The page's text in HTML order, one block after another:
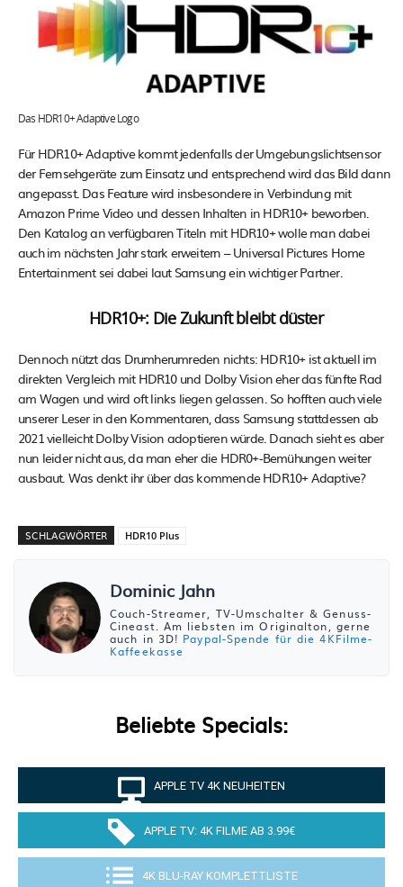
Das HDR10+ Adaptive Logo
Für HDR10+ Adaptive kommt jedenfalls der Umgebungslichtsensor
der Fernsehgeräte zum Einsatz und entsprechend wird das Bild dann
angepasst. Das Feature wird insbesondere in Verbindung mit
Amazon Prime Video und dessen Inhalten in HDR10+ beworben.
Den Katalog an verfügbaren Titeln mit HDR10+ wolle man dabei
auch im nächsten Jahr stark erweitern – Universal Pictures Home
Entertainment sei dabei laut Samsung ein wichtiger Partner.
HDR10+: Die Zukunft bleibt düster
Dennoch nützt das Drumherumreden nichts: HDR10+ ist aktuell im
direkten Vergleich mit HDR10 und Dolby Vision eher das fünfte Rad
am Wagen und wird oft links liegen gelassen. So hofften auch viele
unserer Leser in den Kommentaren, dass Samsung stattdessen ab
2021 vielleicht Dolby Vision adoptieren würde. Danach sieht es aber
nun leider nicht aus, da man eher die HDR0+-Bemühungen weiter
ausbaut. Was denkt ihr über das kommende HDR10+ Adaptive?
SCHLAGWÖRTER HDR10 Plus
Dominic Jahn
Couch-Streamer, TV-Umschalter & Genuss-
Cineast. Am liebsten im Originalton, gerne
auch in 3D! Paypal-Spende für die 4KFilme-
Kaffeekasse
Beliebte Specials:
APPLE TV 4K NEUHEITEN
APPLE TV: 4K FILME AB 3.99€
4K BLU-RAY KOMPLETTLISTE